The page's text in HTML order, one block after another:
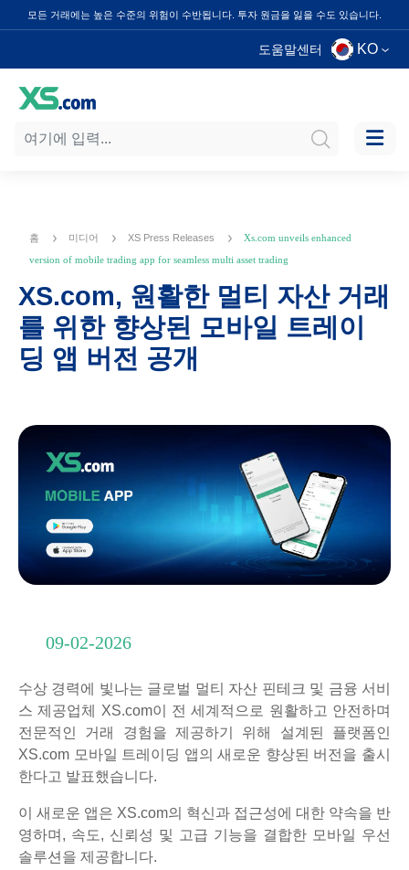
모든 거래에는 높은 수준의 위험이 수반됩니다. 투자 원금을 잃을 수도 있습니다.
도움말센터 KO
홈 미디어 XS Press Releases
Xs.com unveils enhanced
version of mobile trading app for seamless multi asset trading
XS.com, 원활한 멀티 자산 거래
를 위한 향상된 모바일 트레이
딩 앱 버전 공개
09-02-2026
수상 경력에 빛나는 글로벌 멀티 자산 핀테크 및 금융 서비
스 제공업체 XS.com이 전 세계적으로 원활하고 안전하며
전문적인 거래 경험을 제공하기 위해 설계된 플랫폼인
XS.com 모바일 트레이딩 앱의 새로운 향상된 버전을 출시
한다고 발표했습니다.
이 새로운 앱은 XS.com의 혁신과 접근성에 대한 약속을 반
영하며, 속도, 신뢰성 및 고급 기능을 결합한 모바일 우선
솔루션을 제공합니다.